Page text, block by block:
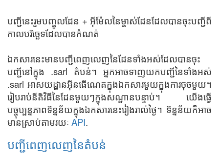
បញ្ជីនេះរួមបញ្ចូលដែន + អ៊ីម៉ែលនៃម្ចាស់ដែនដែលបានចុះបញ្ជីពី
កាលបរិច្ឆេទដែលបានកំណត់
ឯកសារនេះមានបញ្ជីពេញលេញនៃដែនទាំងអស់ដែលបានចុះ
បញ្ជីនៅក្នុង .sarl តំបន់។ អ្នកអាចទាញយកបញ្ជីនៃទាំងអស់
.sarl អាសយដ្ឋានអ៊ីនធើណេតក្នុងឯកសារមួយក្នុងការចុចមួយ។
រៀបរាប់នីតិវិធីនៃដែនមួយៗក្នុងសណ្ឋានបន្ទាប់។ យើងធ្វើ
បច្ចុប្បន្នភាពទិន្នន័យក្នុងឯកសារនេះរៀងរាល់ថ្ងៃ។ ទិន្នន័យក៏អាច
មានស្រាប់តាមរយៈ API.
បញ្ជីពេញលេញនៃតំបន់